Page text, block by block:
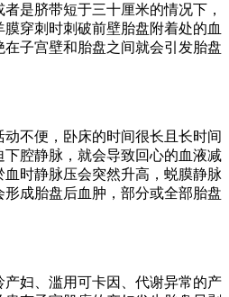
是脐带短于三十厘米的情况下，
穿刺时刺破前壁胎盘附着处的血
子宫壁和胎盘之间就会引发胎盘
不便，卧床的时间很长且长时间
腔静脉，就会导致回心的血液减
时静脉压会突然升高，蜕膜静脉
成胎盘后血肿，部分或全部胎盘
妇、滥用可卡因、代谢异常的产